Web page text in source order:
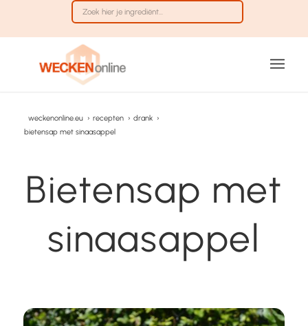
weckenonline.eu › recepten › drank ›
bietensap met sinaasappel
Bietensap met
sinaasappel